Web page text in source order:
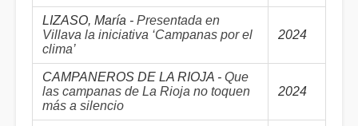
LIZASO, María - Presentada en
Villava la iniciativa ‘Campanas por el
clima’
2024
CAMPANEROS DE LA RIOJA - Que
las campanas de La Rioja no toquen
más a silencio
2024